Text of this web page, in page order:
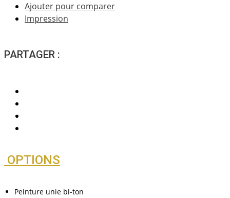
Ajouter pour comparer
Impression
PARTAGER :
OPTIONS
Peinture unie bi-ton